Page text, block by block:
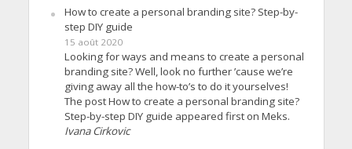
How to create a personal branding site? Step-by-
step DIY guide
15 août 2020
Looking for ways and means to create a personal
branding site? Well, look no further ’cause we’re
giving away all the how-to’s to do it yourselves!
The post How to create a personal branding site?
Step-by-step DIY guide appeared first on Meks.
Ivana Cirkovic